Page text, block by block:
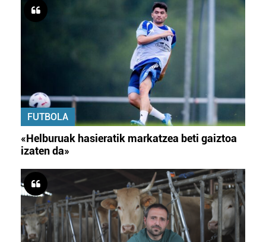
FUTBOLA
«Helburuak hasieratik markatzea beti gaiztoa
izaten da»